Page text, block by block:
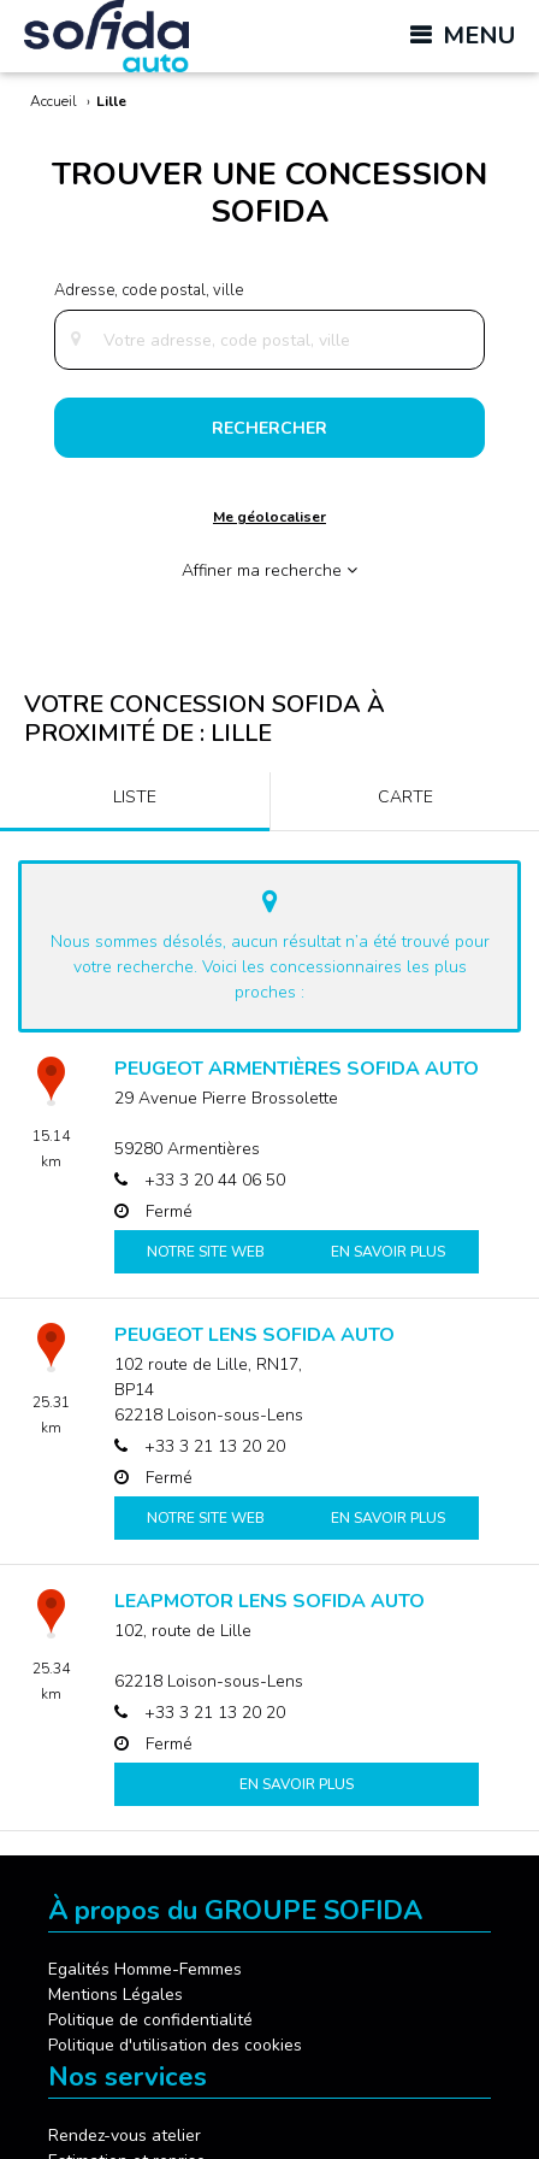
MENU
Accueil › Lille
TROUVER UNE CONCESSION
SOFIDA
RECHERCHER
Affiner ma recherche
VOTRE CONCESSION SOFIDA À
PROXIMITÉ DE : LILLE
LISTE CARTE
Nous sommes désolés, aucun résultat n’a été trouvé pour
votre recherche. Voici les concessionnaires les plus
proches :
15.14
km
PEUGEOT ARMENTIÈRES SOFIDA AUTO
29 Avenue Pierre Brossolette
59280 Armentières
+33 3 20 44 06 50
Fermé
EN SAVOIR PLUS
NOTRE SITE WEB
25.31
km
PEUGEOT LENS SOFIDA AUTO
102 route de Lille, RN17,
BP14
62218 Loison-sous-Lens
+33 3 21 13 20 20
Fermé
EN SAVOIR PLUS
NOTRE SITE WEB
25.34
km
LEAPMOTOR LENS SOFIDA AUTO
102, route de Lille
62218 Loison-sous-Lens
+33 3 21 13 20 20
Fermé
EN SAVOIR PLUS
À propos du GROUPE SOFIDA
Egalités Homme-Femmes
Mentions Légales
Politique de confidentialité
Politique d'utilisation des cookies
Nos services
Rendez-vous atelier